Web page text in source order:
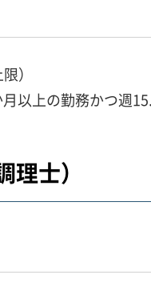
）
以上の勤務かつ週
士）